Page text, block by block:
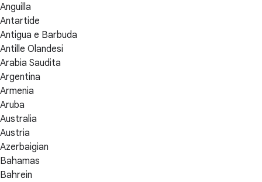
Anguilla
Antartide
Antigua e Barbuda
Antille Olandesi
Arabia Saudita
Argentina
Armenia
Aruba
Australia
Austria
Azerbaigian
Bahamas
Bahrein